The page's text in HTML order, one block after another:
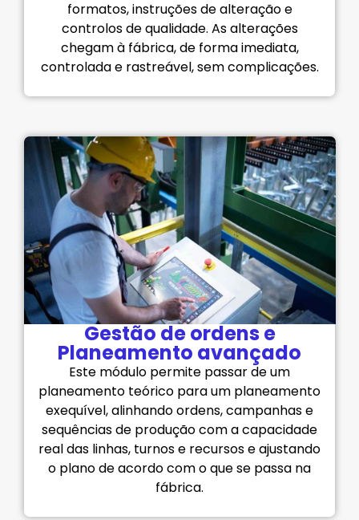
formatos, instruções de alteração e
controlos de qualidade. As alterações
chegam à fábrica, de forma imediata,
controlada e rastreável, sem complicações.
Gestão de ordens e
Planeamento avançado
Este módulo permite passar de um
planeamento teórico para um planeamento
exequível, alinhando ordens, campanhas e
sequências de produção com a capacidade
real das linhas, turnos e recursos e ajustando
o plano de acordo com o que se passa na
fábrica.